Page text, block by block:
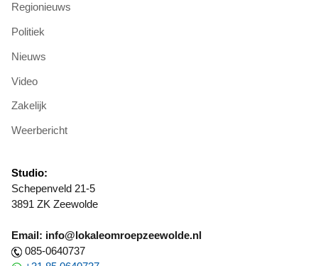
Regionieuws
Politiek
Nieuws
Video
Zakelijk
Weerbericht
Studio:
Schepenveld 21-5
3891 ZK Zeewolde
Email: info@lokaleomroepzeewolde.nl
085-0640737